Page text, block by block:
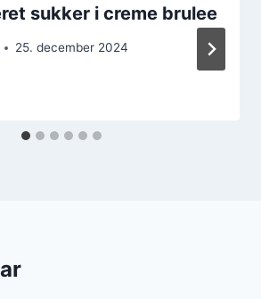
sukker i creme brulee
25. december 2024